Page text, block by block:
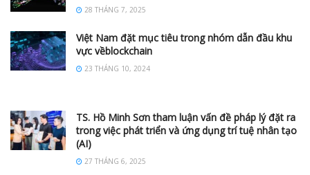
28 THÁNG 7, 2025
Việt Nam đặt mục tiêu trong nhóm dẫn đầu khu
vực vềblockchain
23 THÁNG 10, 2024
TS. Hồ Minh Sơn tham luận vấn đề pháp lý đặt ra
trong việc phát triển và ứng dụng trí tuệ nhân tạo
(AI)
27 THÁNG 6, 2025